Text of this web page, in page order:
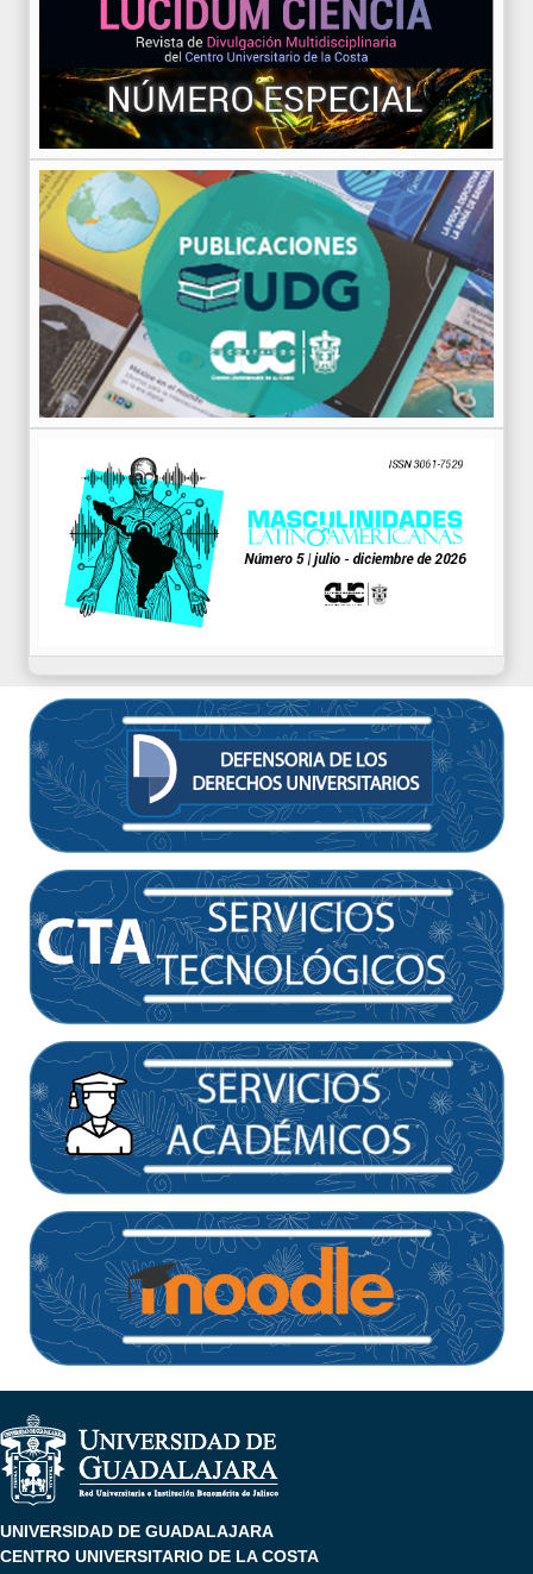
UNIVERSIDAD DE GUADALAJARA
CENTRO UNIVERSITARIO DE LA COSTA
Teléfono: +52 (322) 226 2200.
Pie
Inicio